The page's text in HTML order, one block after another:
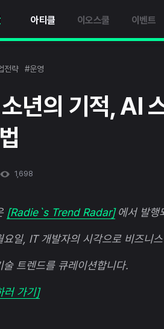
아티클 이오스쿨 이벤트
전략 #운영
년의 기적, AI
1,698
[Radie`s Trend Radar] 에서 발행
요일, IT 개발자의 시각으로 비즈니
술 트렌드를 큐레이션합니다.
러 가기]